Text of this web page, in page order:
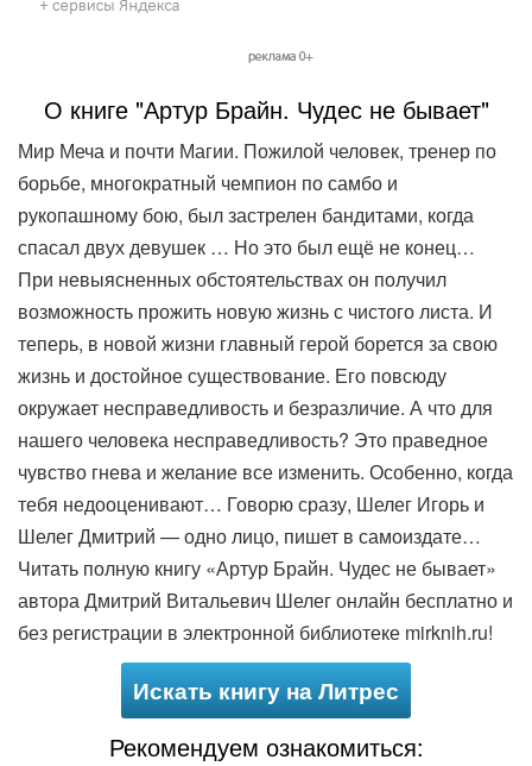
О книге "Артур Брайн. Чудес не бывает"
Мир Меча и почти Магии. Пожилой человек, тренер по
борьбе, многократный чемпион по самбо и
рукопашному бою, был застрелен бандитами, когда
спасал двух девушек … Но это был ещё не конец…
При невыясненных обстоятельствах он получил
возможность прожить новую жизнь с чистого листа. И
теперь, в новой жизни главный герой борется за свою
жизнь и достойное существование. Его повсюду
окружает несправедливость и безразличие. А что для
нашего человека несправедливость? Это праведное
чувство гнева и желание все изменить. Особенно, когда
тебя недооценивают… Говорю сразу, Шелег Игорь и
Шелег Дмитрий — одно лицо, пишет в самоиздате…
Читать полную книгу «Артур Брайн. Чудес не бывает»
автора Дмитрий Витальевич Шелег онлайн бесплатно и
без регистрации в электронной библиотеке mirknih.ru!
Искать книгу на Литрес
Рекомендуем ознакомиться: